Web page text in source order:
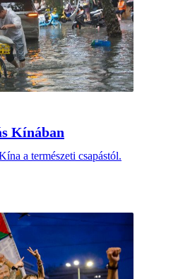
Kínában
a természeti csapástól.